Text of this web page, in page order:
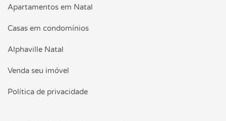
Apartamentos em Natal
Casas em condomínios
Alphaville Natal
Venda seu imóvel
Política de privacidade